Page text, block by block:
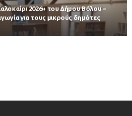
2026» του Δήμου Βόλου –
για τους μικρούς δημότες